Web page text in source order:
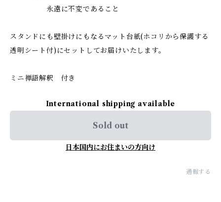
永遠に不変であること
スタンドにも壁掛けにもなるマット台紙(ホコリから保護する
透明シート付)にセットしてお届けいたします。
ミニ禅語解釈 付き
International shipping available
Sold out
日本国内にお住まいの方向け
通報する